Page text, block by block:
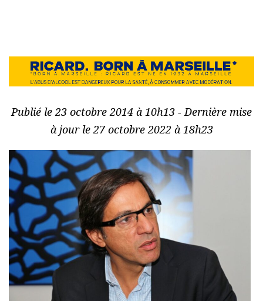
Publié le 23 octobre 2014 à 10h13 - Dernière mise
à jour le 27 octobre 2022 à 18h23